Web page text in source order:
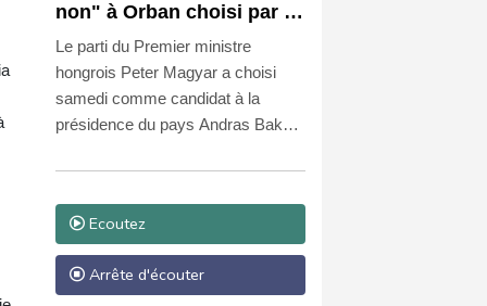
non" à Orban choisi par le
camp Magyar pour devenir
président
Le parti du Premier ministre
hongrois Peter Magyar a choisi
samedi comme candidat à la
présidence du pays Andras Baka,
suprême qui avait été destitué par
l'ancien Premier ministre Viktor
Orban pour s'être opposé à lui.
Ecoutez
Arrête d'écouter